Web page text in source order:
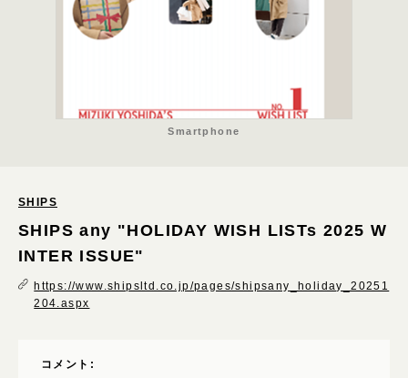
Smartphone
SHIPS
SHIPS any "HOLIDAY WISH LISTs 2025 W
INTER ISSUE"
https://www.shipsltd.co.jp/pages/shipsany_holiday_20251
204.aspx
コメント:
ナチュラル
キッチュ
パララックス･スクロールエフェクト